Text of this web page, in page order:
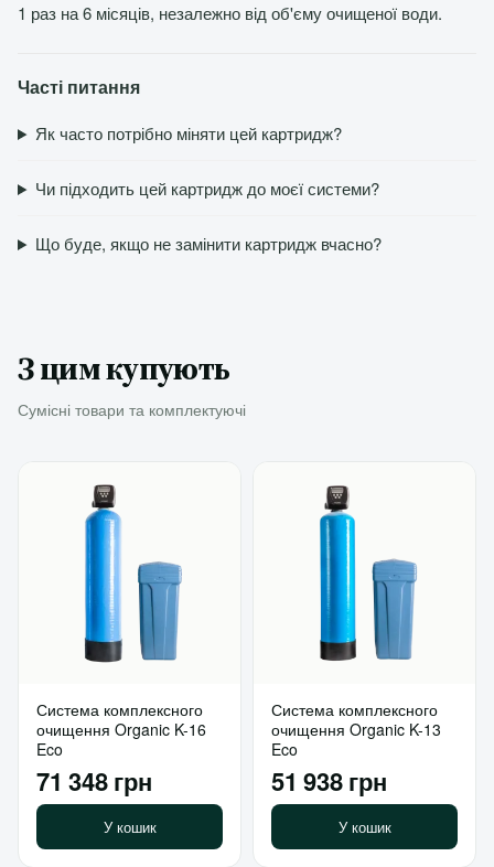
1 раз на 6 місяців, незалежно від об'єму очищеної води.
Часті питання
Як часто потрібно міняти цей картридж?
Чи підходить цей картридж до моєї системи?
Що буде, якщо не замінити картридж вчасно?
З цим купують
Сумісні товари та комплектуючі
Система комплексного
очищення Organic K-16
Eco
71 348 грн
У кошик
Система комплексного
очищення Organic K-13
Eco
51 938 грн
У кошик